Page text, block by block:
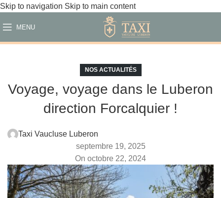
Skip to navigation Skip to main content
MENU
NOS ACTUALITÉS
Voyage, voyage dans le Luberon
direction Forcalquier !
Taxi Vaucluse Luberon
septembre 19, 2025
On octobre 22, 2024